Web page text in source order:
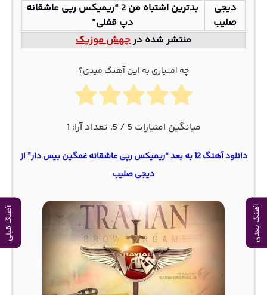
آهنگ بعدی آهنگ قبلی
دیجی
صلیب
بدترین اشتباه من 2 “ریمیکس رپی عاشقانه
دپ قفلی”
منتشر شده درجهش موزیک
چه امتیازی به این آهنگ میدی؟
میانگین امتیازات 5 / 5. تعداد آرا: 1
دانلود آهنگ 12 به بعد “ریمیکس رپی عاشقانه غمگین بیس دار” از
دیجی صلیب